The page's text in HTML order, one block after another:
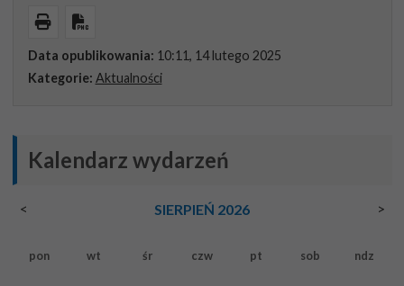
WydrukujPobierz PDF
Data opublikowania: 10:11, 14 lutego 2025
Kategorie: Aktualności
Kalendarz wydarzeń
SIERPIEŃ 2026
pon wt śr czw pt sob ndz
< >